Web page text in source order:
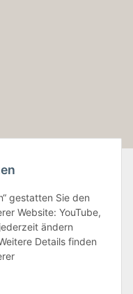
gestatten Sie den
Website: YouTube,
ändern
Details finden